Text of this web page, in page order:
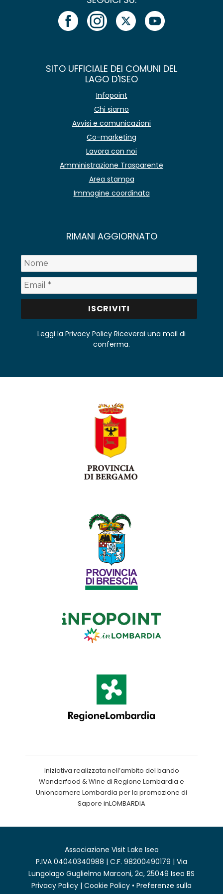
SITO UFFICIALE DEI COMUNI DEL
LAGO D'ISEO
Infopoint
Chi siamo
Avvisi e comunicazioni
Co-marketing
Lavora con noi
Amministrazione Trasparente
Area stampa
Immagine coordinata
RIMANI AGGIORNATO
Leggi la Privacy Policy Riceverai una mail di
conferma.
Iniziativa realizzata nell’ambito del bando
Wonderfood & Wine di Regione Lombardia e
Unioncamere Lombardia per la promozione di
Sapore inLOMBARDIA
Associazione Visit Lake Iseo
P.IVA 04040340988 | C.F. 98200490179 | Via
Lungolago Guglielmo Marconi, 2c, 25049 Iseo BS
Privacy Policy | Cookie Policy • Preferenze sulla